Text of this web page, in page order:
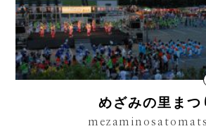
めざみの里まつ